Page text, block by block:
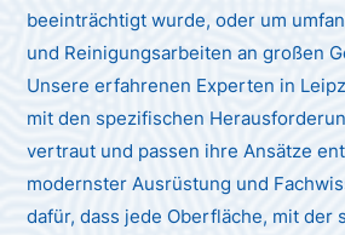
beeinträchtigt wurde, oder um
und Reinigungsarbeiten an großen
Unsere erfahrenen Experten in
mit den spezifischen
vertraut und passen ihre Ansätze
modernster Ausrüstung und
dafür, dass jede Oberfläche, mit der